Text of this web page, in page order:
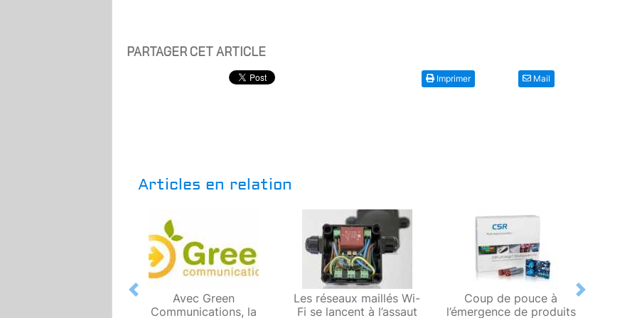
PARTAGER CET ARTICLE
Imprimer Mail
Articles en relation
Avec Green
Communications, la
Les réseaux maillés Wi-
Fi se lancent à l’assaut
Coup de pouce à
l’émergence de produits
Previous Next